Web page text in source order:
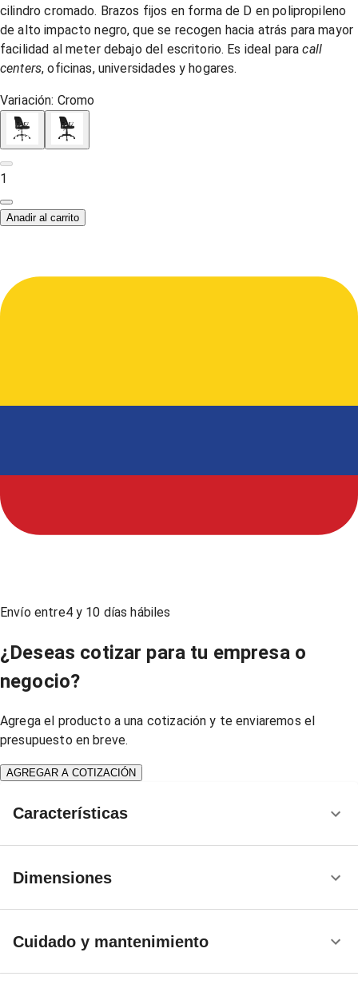
cilindro cromado. Brazos fijos en forma de D en polipropileno
de alto impacto negro, que se recogen hacia atrás para mayor
facilidad al meter debajo del escritorio. Es ideal para call
centers, oficinas, universidades y hogares.
Variación: Cromo
1
Anadir al carrito
Envío entre4y 10 días hábiles
¿Deseas cotizar para tu empresa o
negocio?
Agrega el producto a una cotización y te enviaremos el
presupuesto en breve.
AGREGAR A COTIZACIÓN
Características
Dimensiones
Cuidado y mantenimiento